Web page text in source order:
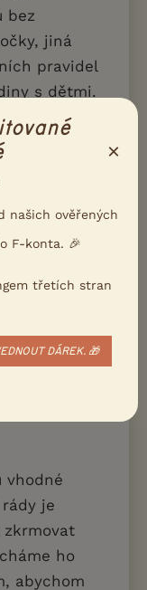
bez
jiná
pravidel
s dětmi.
rády
že
jsou pro
vhodné
je
zkrmovat
ho
abychom
×
našich ověřených
F-konta. 🎉
třetích stran
DÁREK. 🎁